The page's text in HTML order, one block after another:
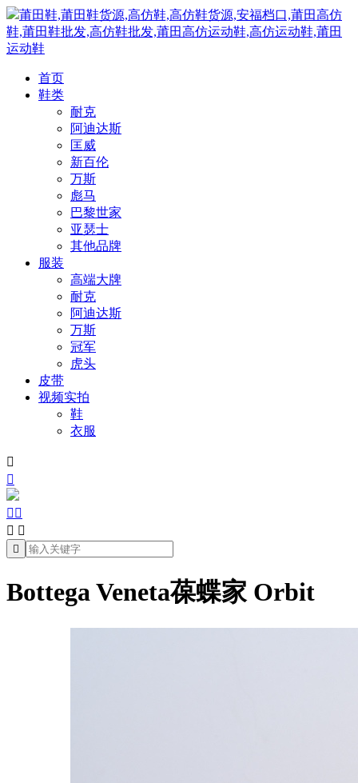
莆田鞋,莆田鞋货源,高仿鞋,高仿鞋货源,安福档口,莆田高仿
鞋,莆田鞋批发,高仿鞋批发,莆田高仿运动鞋,高仿运动鞋,莆田
运动鞋
首页
鞋类
耐克
阿迪达斯
匡威
新百伦
万斯
彪马
巴黎世家
亚瑟士
其他品牌
服装
高端大牌
耐克
阿迪达斯
万斯
冠军
虎头
皮带
视频实拍
鞋
衣服


 
 

Bottega Veneta葆蝶家 Orbit